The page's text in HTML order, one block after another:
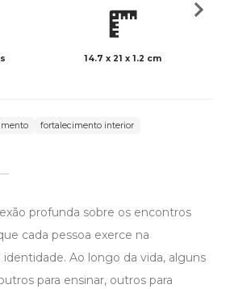
14.7 x 21 x 1.2 cm
fortalecimento interior
profunda sobre os encontros
cada pessoa exerce na
Ao longo da vida, alguns
para ensinar, outros para